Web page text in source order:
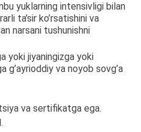
yuklarning intensivligi bilan
ta’sir ko’rsatishini va
narsani tushunishni
yoki jiyaningizga yoki
g’ayrioddiy va noyob sovg’a
va sertifikatga ega.